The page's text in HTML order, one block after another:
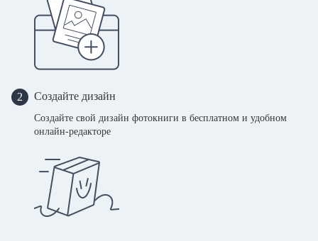
2 Создайте дизайн
Создайте свой дизайн фотокниги в бесплатном и удобном
онлайн-редакторе